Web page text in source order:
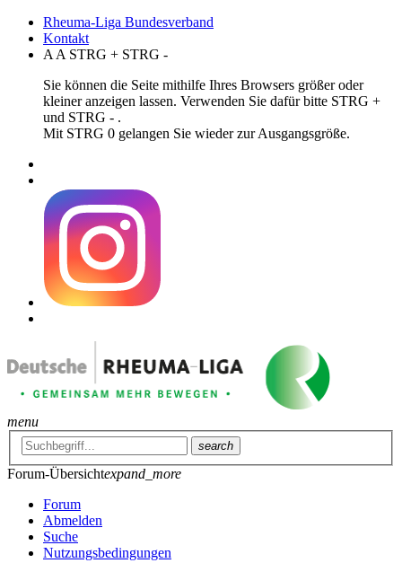
Rheuma-Liga Bundesverband
Kontakt
A A STRG + STRG -
Sie können die Seite mithilfe Ihres Browsers größer oder
kleiner anzeigen lassen. Verwenden Sie dafür bitte STRG +
und STRG - .
Mit STRG 0 gelangen Sie wieder zur Ausgangsgröße.
menu
search
Forum-Übersichtexpand_more
Forum
Abmelden
Suche
Nutzungsbedingungen